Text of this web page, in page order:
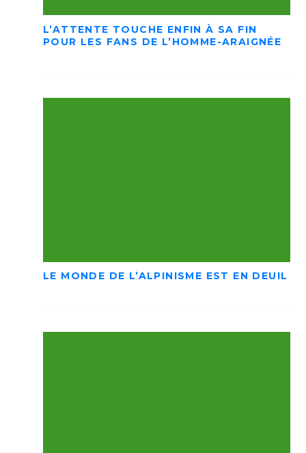
L’ATTENTE TOUCHE ENFIN À SA FIN
POUR LES FANS DE L’HOMME-ARAIGNÉE
LE MONDE DE L’ALPINISME EST EN DEUIL